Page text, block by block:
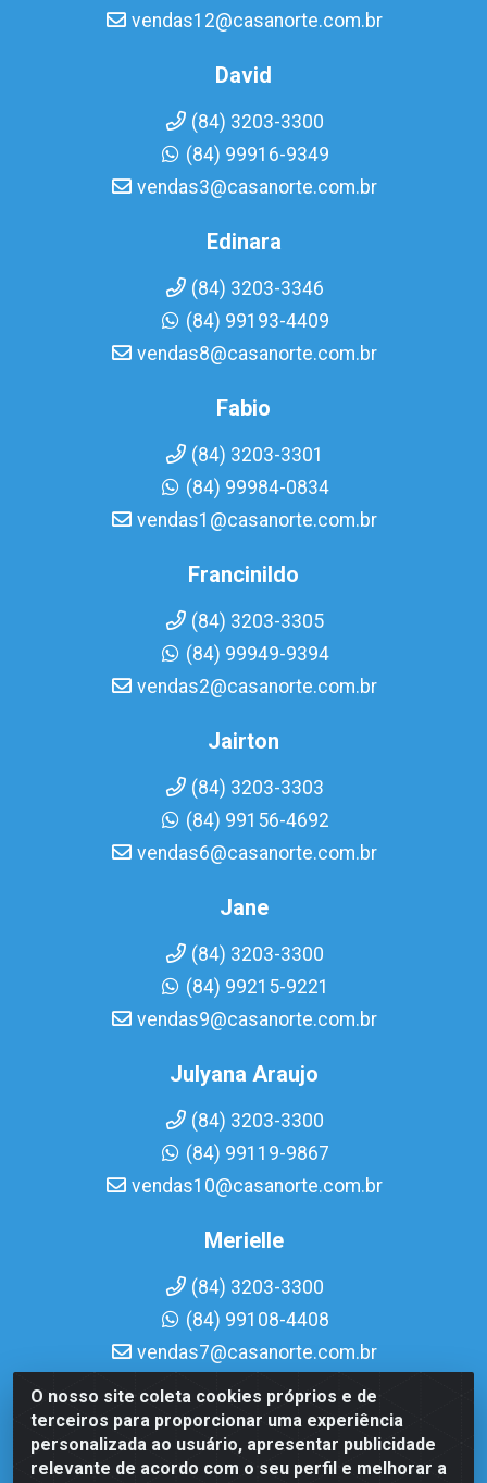
O nosso site coleta cookies próprios e de
terceiros para proporcionar uma experiência
personalizada ao usuário, apresentar publicidade
relevante de acordo com o seu perfil e melhorar a
vendas12@casanorte.com.br
David
(84) 3203-3300
(84) 99916-9349
vendas3@casanorte.com.br
Edinara
(84) 3203-3346
(84) 99193-4409
vendas8@casanorte.com.br
Fabio
(84) 3203-3301
(84) 99984-0834
vendas1@casanorte.com.br
Francinildo
(84) 3203-3305
(84) 99949-9394
vendas2@casanorte.com.br
Jairton
(84) 3203-3303
(84) 99156-4692
vendas6@casanorte.com.br
Jane
(84) 3203-3300
(84) 99215-9221
vendas9@casanorte.com.br
Julyana Araujo
(84) 3203-3300
(84) 99119-9867
vendas10@casanorte.com.br
Merielle
(84) 3203-3300
(84) 99108-4408
vendas7@casanorte.com.br
Casa Norte LTDA - Av. Interventor Mário Câmara, 1815 -
Dix-Sept Rosado, Natal/RN - CEP 59054-600 - CNPJ
08.713.513/0001-51